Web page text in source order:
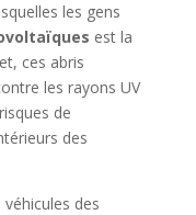
les gens
est la
ces abris
les rayons UV
de
des
des